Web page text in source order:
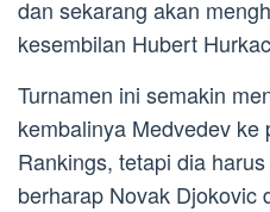
dan sekarang akan
kesembilan Hubert
Turnamen ini semakin
kembalinya Medvedev ke
Rankings, tetapi dia
berharap Novak Djokovic